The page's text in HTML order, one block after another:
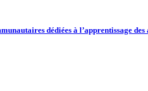
dédiées à l’apprentissage